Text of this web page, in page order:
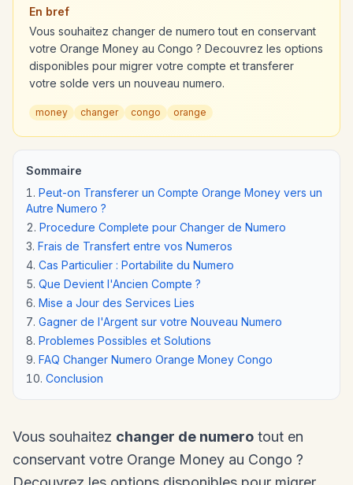
En bref
Vous souhaitez changer de numero tout en conservant
votre Orange Money au Congo ? Decouvrez les options
disponibles pour migrer votre compte et transferer
votre solde vers un nouveau numero.
money changer congo orange
Sommaire
Peut-on Transferer un Compte Orange Money vers un
Autre Numero ?
Procedure Complete pour Changer de Numero
Frais de Transfert entre vos Numeros
Cas Particulier : Portabilite du Numero
Que Devient l'Ancien Compte ?
Mise a Jour des Services Lies
Gagner de l'Argent sur votre Nouveau Numero
Problemes Possibles et Solutions
FAQ Changer Numero Orange Money Congo
Conclusion
Vous souhaitez changer de numero tout en
conservant votre Orange Money au Congo ?